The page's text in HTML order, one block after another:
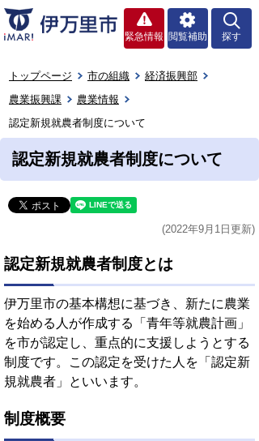
緊急情報 閲覧補助 探す
トップページ 市の組織
経済振興部
農業振興課
農業情報
認定新規就農者制度について
認定新規就農者制度について
(2022年9月1日更新)
認定新規就農者制度とは
伊万里市の基本構想に基づき、新たに農業
を始める人が作成する「青年等就農計画」
を市が認定し、重点的に支援しようとする
制度です。この認定を受けた人を「認定新
規就農者」といいます。
制度概要